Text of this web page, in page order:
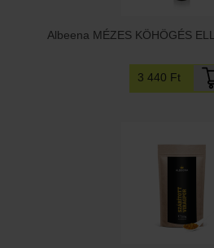
Albeena MÉZES KÖHÖGÉS
3 440 Ft